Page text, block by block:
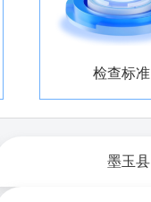
检查标准
墨玉县